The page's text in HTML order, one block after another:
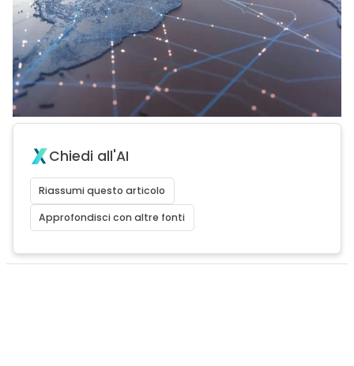
Chiedi all'AI
Riassumi questo articolo
Approfondisci con altre fonti